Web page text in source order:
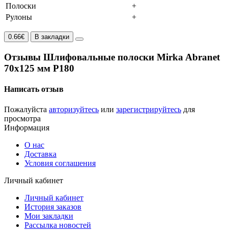
Полоски
+
Рулоны
+
0.66€ В закладки
Отзывы Шлифовальные полоски Mirka Abranet
70х125 мм P180
Написать отзыв
Пожалуйста авторизуйтесь или зарегистрируйтесь для
просмотра
Информация
О нас
Доставка
Условия соглашения
Личный кабинет
Личный кабинет
История заказов
Мои закладки
Рассылка новостей